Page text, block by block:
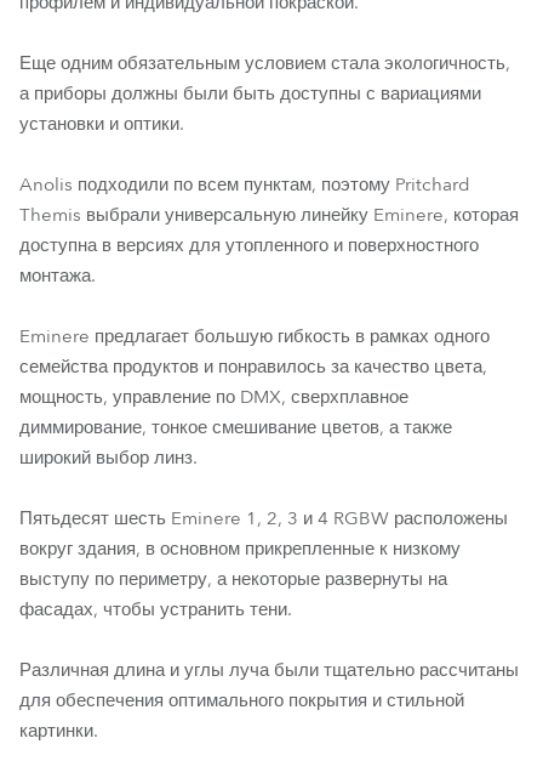
Еще одним обязательным условием стала экологичность,
а приборы должны были быть доступны с вариациями
установки и оптики.
Anolis подходили по всем пунктам, поэтому Pritchard
Themis выбрали универсальную линейку Eminere, которая
доступна в версиях для утопленного и поверхностного
монтажа.
Eminere предлагает большую гибкость в рамках одного
семейства продуктов и понравилось за качество цвета,
мощность, управление по DMX, сверхплавное
диммирование, тонкое смешивание цветов, а также
широкий выбор линз.
Пятьдесят шесть Eminere 1, 2, 3 и 4 RGBW расположены
вокруг здания, в основном прикрепленные к низкому
выступу по периметру, а некоторые развернуты на
фасадах, чтобы устранить тени.
Различная длина и углы луча были тщательно рассчитаны
для обеспечения оптимального покрытия и стильной
картинки.